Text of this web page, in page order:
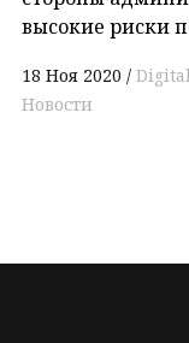
высокие риски
18 Ноя 2020
Новости